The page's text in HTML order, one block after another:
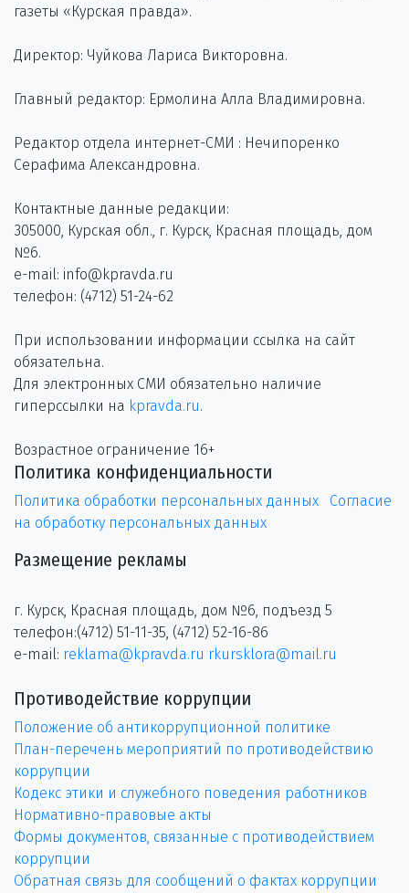
газеты «Курская правда».
Директор: Чуйкова Лариса Викторовна.
Главный редактор: Ермолина Алла Владимировна.
Редактор отдела интернет-СМИ : Нечипоренко
Серафима Александровна.
Контактные данные редакции:
305000, Курская обл., г. Курск, Красная площадь, дом
№6.
e-mail: info@kpravda.ru
телефон: (4712) 51-24-62
При использовании информации ссылка на сайт
обязательна.
Для электронных СМИ обязательно наличие
гиперссылки на kpravda.ru.
Возрастное ограничение 16+
Политика конфиденциальности
Политика обработки персональных данных
Согласие
на обработку персональных данных
Размещение рекламы
г. Курск, Красная площадь, дом №6, подъезд 5
телефон:(4712) 51-11-35, (4712) 52-16-86
e-mail: reklama@kpravda.ru rkursklora@mail.ru
Противодействие коррупции
Положение об антикоррупционной политике
План-перечень мероприятий по противодействию
коррупции
Кодекс этики и служебного поведения работников
Нормативно-правовые акты
Формы документов, связанные с противодействием
коррупции
Обратная связь для сообщений о фактах коррупции